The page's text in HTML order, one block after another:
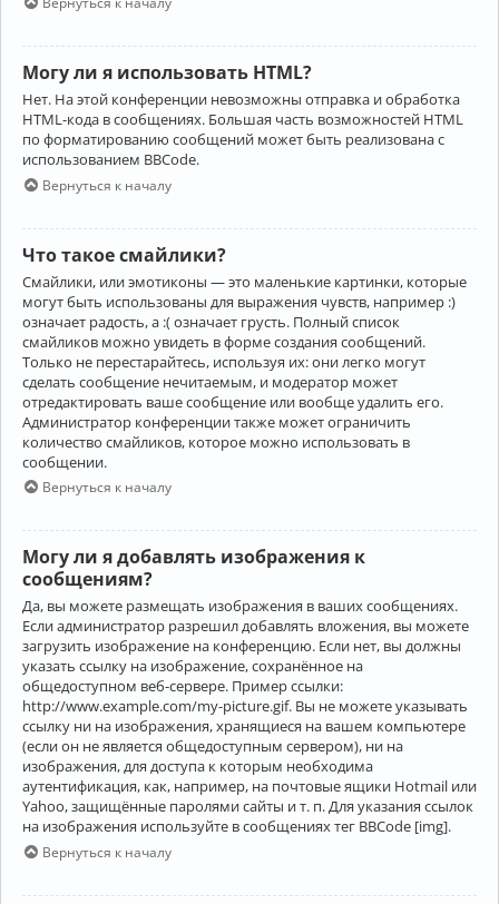
Могу ли я использовать HTML?
Нет. На этой конференции невозможны отправка и обработка
HTML-кода в сообщениях. Большая часть возможностей HTML
по форматированию сообщений может быть реализована с
использованием BBCode.
Вернуться к началу
Что такое смайлики?
Смайлики, или эмотиконы — это маленькие картинки, которые
могут быть использованы для выражения чувств, например :)
означает радость, а :( означает грусть. Полный список
смайликов можно увидеть в форме создания сообщений.
Только не перестарайтесь, используя их: они легко могут
сделать сообщение нечитаемым, и модератор может
отредактировать ваше сообщение или вообще удалить его.
Администратор конференции также может ограничить
количество смайликов, которое можно использовать в
сообщении.
Вернуться к началу
Могу ли я добавлять изображения к
сообщениям?
Да, вы можете размещать изображения в ваших сообщениях.
Если администратор разрешил добавлять вложения, вы можете
загрузить изображение на конференцию. Если нет, вы должны
указать ссылку на изображение, сохранённое на
общедоступном веб-сервере. Пример ссылки:
http://www.example.com/my-picture.gif. Вы не можете указывать
ссылку ни на изображения, хранящиеся на вашем компьютере
(если он не является общедоступным сервером), ни на
изображения, для доступа к которым необходима
аутентификация, как, например, на почтовые ящики Hotmail или
Yahoo, защищённые паролями сайты и т. п. Для указания ссылок
на изображения используйте в сообщениях тег BBCode [img].
Вернуться к началу